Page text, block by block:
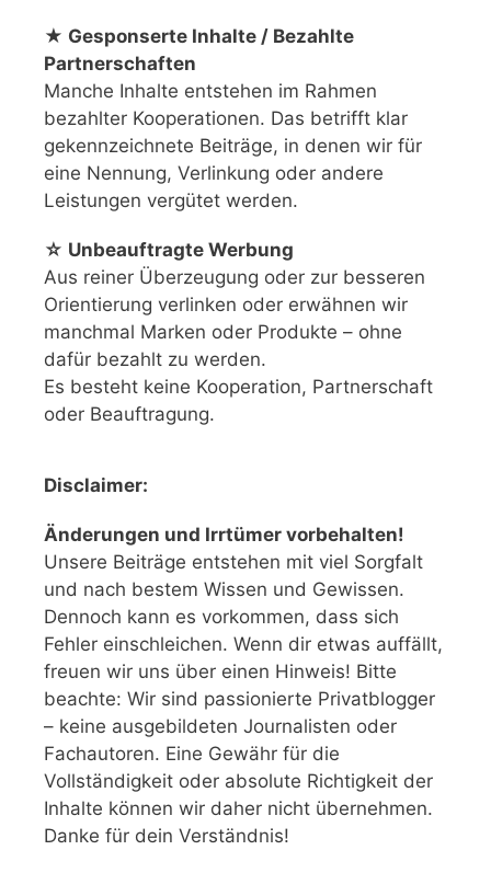
★ Gesponserte Inhalte / Bezahlte
Partnerschaften
Manche Inhalte entstehen im Rahmen
bezahlter Kooperationen. Das betrifft klar
gekennzeichnete Beiträge, in denen wir für
eine Nennung, Verlinkung oder andere
Leistungen vergütet werden.
☆ Unbeauftragte Werbung
Aus reiner Überzeugung oder zur besseren
Orientierung verlinken oder erwähnen wir
manchmal Marken oder Produkte – ohne
dafür bezahlt zu werden.
Es besteht keine Kooperation, Partnerschaft
oder Beauftragung.
Disclaimer:
Änderungen und Irrtümer vorbehalten!
Unsere Beiträge entstehen mit viel Sorgfalt
und nach bestem Wissen und Gewissen.
Dennoch kann es vorkommen, dass sich
Fehler einschleichen. Wenn dir etwas auffällt,
freuen wir uns über einen Hinweis! Bitte
beachte: Wir sind passionierte Privatblogger
– keine ausgebildeten Journalisten oder
Fachautoren. Eine Gewähr für die
Vollständigkeit oder absolute Richtigkeit der
Inhalte können wir daher nicht übernehmen.
Danke für dein Verständnis!